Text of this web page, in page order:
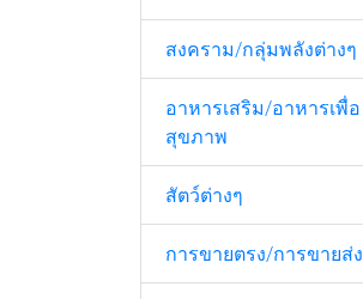
สงคราม/กลุ่มพลังต่างๆ
อาหารเสริม/อาหารเพื่อ
สุขภาพ
สัตว์ต่างๆ
การขายตรง/การขายส่ง